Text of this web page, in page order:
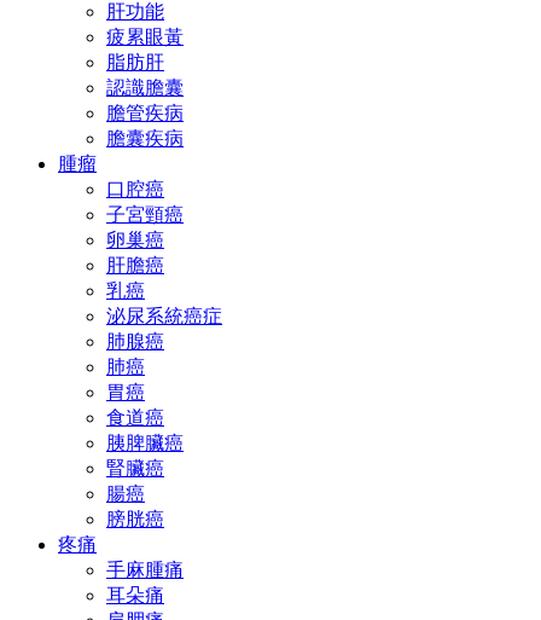
肝功能
疲累眼黃
脂肪肝
認識膽囊
膽管疾病
膽囊疾病
腫瘤
口腔癌
子宮頸癌
卵巢癌
肝膽癌
乳癌
泌尿系統癌症
肺腺癌
肺癌
胃癌
食道癌
胰脾臟癌
腎臟癌
腸癌
膀胱癌
疼痛
手麻腫痛
耳朵痛